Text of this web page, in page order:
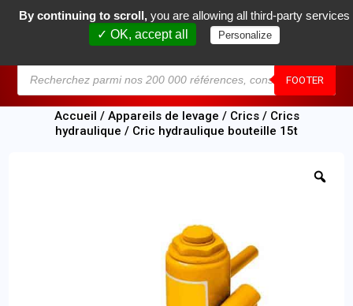
FOOTER
0
Accueil / Appareils de levage / Crics/ Crics
hydraulique / Cric hydraulique bouteille 15t
By continuing to scroll, you are allowing all third-party services
✓ OK, accept all
Personalize